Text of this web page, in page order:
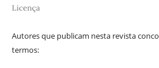
Licença
Autores que publicam nesta revista
termos: